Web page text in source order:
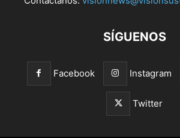
SÍGUENOS
Facebook Instagram
Twitter